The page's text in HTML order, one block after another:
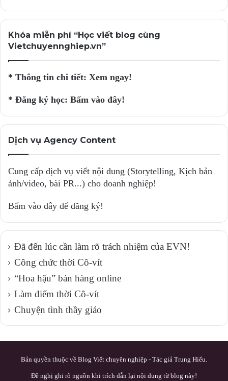
Khóa miễn phí “Học viết blog cùng
Vietchuyennghiep.vn”
* Thông tin chi tiết: Xem ngay!
* Đăng ký học: Bấm vào đây!
Dịch vụ Agency Content
Cung cấp dịch vụ viết nội dung (Storytelling, Kịch bản
ảnh/video, bài PR...) cho doanh nghiệp!
Bấm vào đây để đăng ký!
Đã đến lúc cần làm rõ trách nhiệm của EVN!
Công chức thời Cô-vít
“Hoa hậu” bán hàng online
Làm điếm thời Cô-vít
Chuyện tình thầy giáo
Bản quyền thuộc về Blog Viết chuyên nghiệp - Tác giả Trung Hiếu.
Đề nghị ghi rõ nguồn khi trích dẫn lại nội dung từ blog này!